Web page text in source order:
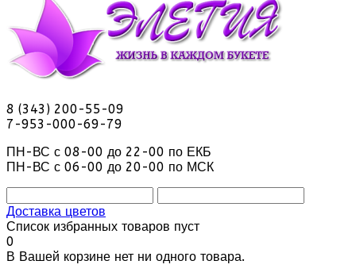
8 (343) 200-55-09
7-953-000-69-79
ПН-ВС с 08-00 до 22-00 по ЕКБ
ПН-ВС с 06-00 до 20-00 по МСК
Доставка цветов
Список избранных товаров пуст
0
В Вашей корзине нет ни одного товара.